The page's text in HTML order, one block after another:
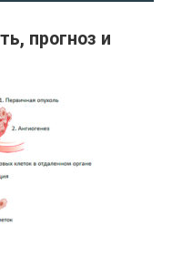
прогноз и